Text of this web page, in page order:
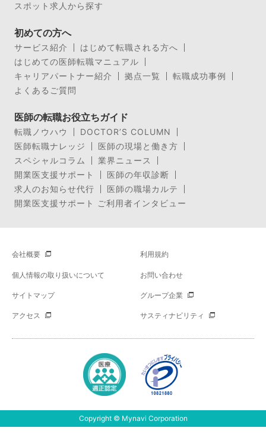
スポット求人から探す
初めての方へ
サービス紹介
はじめて転職される方へ
はじめての医師転職マニュアル
キャリアパートナー紹介
拠点一覧
転職成功事例
よくあるご質問
医師の転職お役立ちガイド
転職ノウハウ
DOCTOR’S COLUMN
医師転職ナレッジ
医師の現場と働き方
スペシャルコラム
業界ニュース
開業医支援サポート
医師の年収診断
求人のお知らせ代行
医師の職場カルテ
開業医支援サポート ご利用者インタビュー
会社概要 利用規約
個人情報の取り扱いについて お問い合わせ
サイトマップ グループ企業
アクセス サスティナビリティ
Copyright © Mynavi Corporation